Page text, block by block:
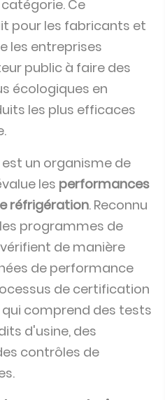
Ce
pour les fabricants et
les entreprises
public à faire des
écologiques en
les plus efficaces
un organisme de
les performances
réfrigération. Reconnu
programmes de
de manière
de performance
de certification
comprend des tests
d'usine, des
contrôles de